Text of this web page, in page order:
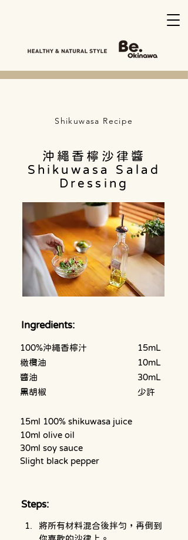
Shikuwasa Recipe
沖繩香檸沙律醬
Shikuwasa Salad
Dressing
Ingredients:
100%沖繩香檸汁			15mL
橄欖油				10mL
醬油					30mL
黑胡椒				少許
15ml 100% shikuwasa juice
10ml olive oil
30ml soy sauce
Slight black pepper
Steps:
將所有材料混合後拌勻，再倒到